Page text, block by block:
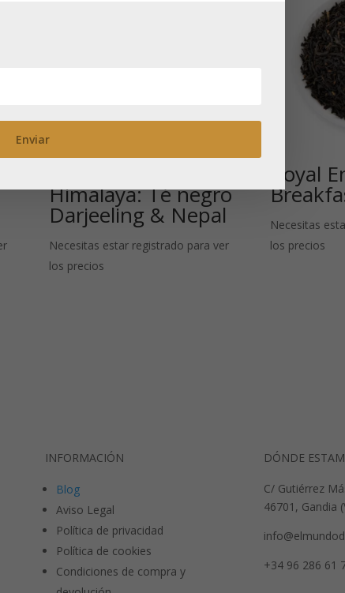
Himalaya: Té negro
Darjeeling & Nepal
Necesitas estar registrado para ver
los precios
Royal
Necesitas
los precios
INFORMACIÓN
Blog
Aviso Legal
Política de privacidad
Política de cookies
Condiciones de compra y
DÓNDE
C/ Gutiérrez
46701, Gandia
+34 96 286 61